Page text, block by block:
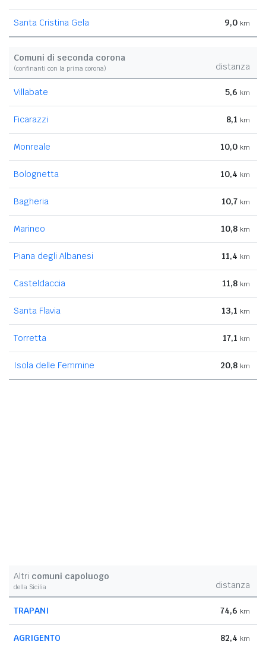
Santa Cristina Gela 9,0 km
Comuni di seconda corona
(confinanti con la prima corona) distanza
Villabate 5,6 km
Ficarazzi 8,1 km
Monreale 10,0 km
Bolognetta 10,4 km
Bagheria 10,7 km
Marineo 10,8 km
Piana degli Albanesi 11,4 km
Casteldaccia 11,8 km
Santa Flavia 13,1 km
Torretta 17,1 km
Isola delle Femmine 20,8 km
Altri comuni capoluogo
della Sicilia distanza
TRAPANI 74,6 km
AGRIGENTO 82,4 km